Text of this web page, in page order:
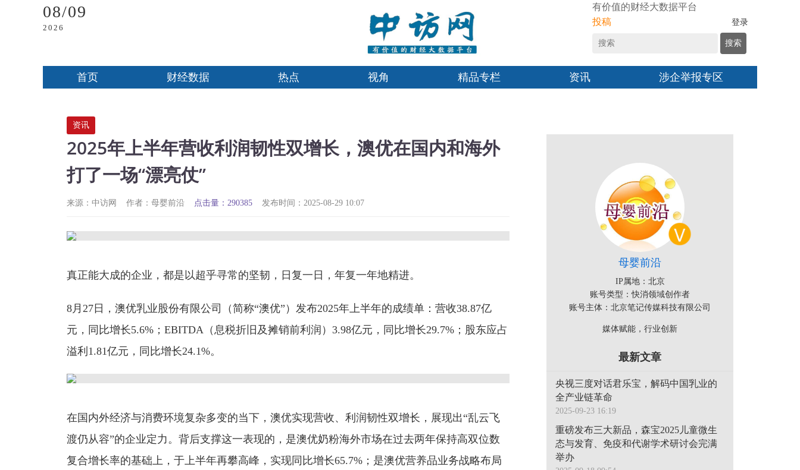
08/09
2026
有价值的财经大数据平台
投稿
登录
搜索
首页 财经数据 热点 视角 精品专栏 资讯 涉企举报专区
资讯
2025年上半年营收利润韧性双增长，澳优在国内和海外
打了一场“漂亮仗”
来源：中访网 作者：母婴前沿 点击量：290385 发布时间：2025-08-29 10:07
真正能大成的企业，都是以超乎寻常的坚韧，日复一日，年复一年地精进。
8月27日，澳优乳业股份有限公司（简称“澳优”）发布2025年上半年的成绩单：营收38.87亿
元，同比增长5.6%；EBITDA（息税折旧及摊销前利润）3.98亿元，同比增长29.7%；股东应占
溢利1.81亿元，同比增长24.1%。
在国内外经济与消费环境复杂多变的当下，澳优实现营收、利润韧性双增长，展现出“乱云飞
渡仍从容”的企业定力。背后支撑这一表现的，是澳优奶粉海外市场在过去两年保持高双位数
复合增长率的基础上，于上半年再攀高峰，实现同比增长65.7%；是澳优营养品业务战略布局
母婴前沿
IP属地：北京
账号类型：快消领域创作者
账号主体：北京笔记传媒科技有限公司
媒体赋能，行业创新
最新文章
央视三度对话君乐宝，解码中国乳业的
全产业链革命
2025-09-23 16:19
重磅发布三大新品，森宝2025儿童微生
态与发育、免疫和代谢学术研讨会完满
举办